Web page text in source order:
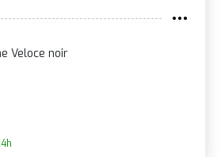
Veloce noir